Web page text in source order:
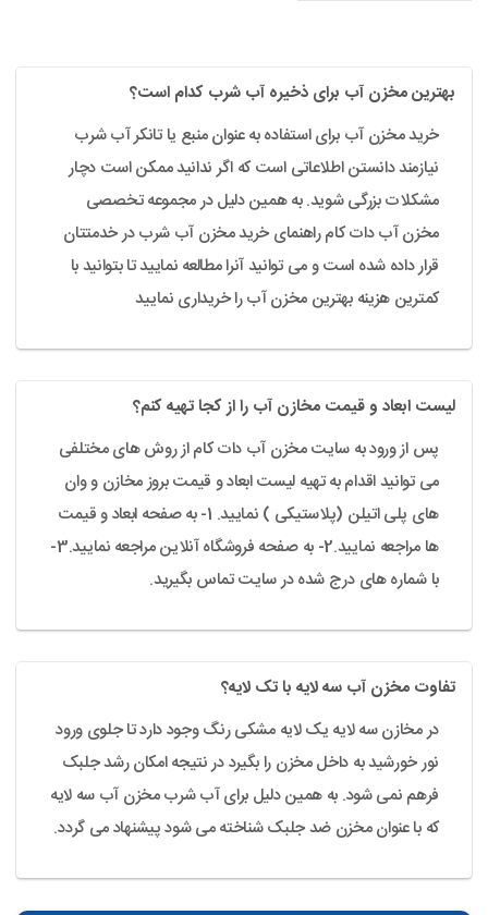
بهترین مخزن آب برای ذخیره آب شرب کدام است؟
خرید مخزن آب برای استفاده به عنوان منبع یا تانکر آب شرب
نیازمند دانستن اطلاعاتی است که اگر ندانید ممکن است دچار
مشکلات بزرگی شوید. به همین دلیل در مجموعه تخصصی
مخزن آب دات کام راهنمای خرید مخزن آب شرب در خدمتتان
قرار داده شده است و می توانید آنرا مطالعه نمایید تا بتوانید با
کمترین هزینه بهترین مخزن آب را خریداری نمایید
لیست ابعاد و قیمت مخازن آب را از کجا تهیه کنم؟
پس از ورود به سایت مخزن آب دات کام از روش های مختلفی
می توانید اقدام به تهیه لیست ابعاد و قیمت بروز مخازن و وان
های پلی اتیلن (پلاستیکی ) نمایید. 1- به صفحه ابعاد و قیمت
ها مراجعه نمایید.2- به صفحه فروشگاه آنلاین مراجعه نمایید.3-
با شماره های درج شده در سایت تماس بگیرید.
تفاوت مخزن آب سه لایه با تک لایه؟
در مخازن سه لایه یک لایه مشکی رنگ وجود دارد تا جلوی ورود
نور خورشید به داخل مخزن را بگیرد در نتیجه امکان رشد جلبک
فرهم نمی شود. به همین دلیل برای آب شرب مخزن آب سه لایه
که با عنوان مخزن ضد جلبک شناخته می شود پیشنهاد می گردد.